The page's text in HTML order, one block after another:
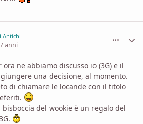
Antichi
anni
ora ne abbiamo discusso io (3G) e il
una decisione, al momento.
di chiamare le locande con il titolo
del wookie è un regalo del